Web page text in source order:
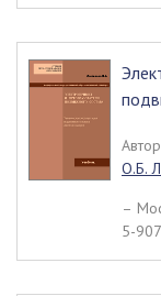
О.Б.
–
5-